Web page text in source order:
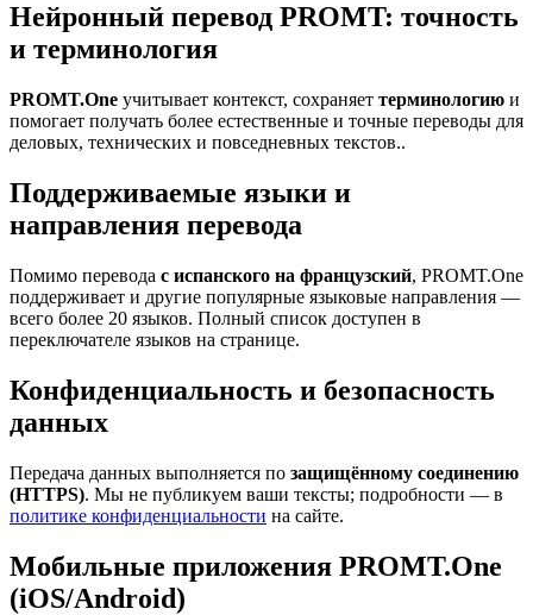
Нейронный перевод PROMT: точность
и терминология
PROMT.One учитывает контекст, сохраняет терминологию и
помогает получать более естественные и точные переводы для
деловых, технических и повседневных текстов..
Поддерживаемые языки и
направления перевода
Помимо перевода с испанского на французский, PROMT.One
поддерживает и другие популярные языковые направления —
всего более 20 языков. Полный список доступен в
переключателе языков на странице.
Конфиденциальность и безопасность
данных
Передача данных выполняется по защищённому соединению
(HTTPS). Мы не публикуем ваши тексты; подробности — в
политике конфиденциальности на сайте.
Мобильные приложения PROMT.One
(iOS/Android)